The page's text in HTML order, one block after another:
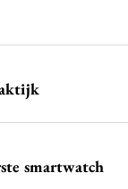
smartwatch